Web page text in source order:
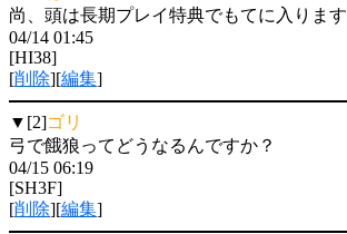
尚、頭は長期プレイ特典でもてに入ります
04/14 01:45
[HI38]
[削除][編集]
▼[2]ゴリ
弓で餓狼ってどうなるんですか？
04/15 06:19
[SH3F]
[削除][編集]